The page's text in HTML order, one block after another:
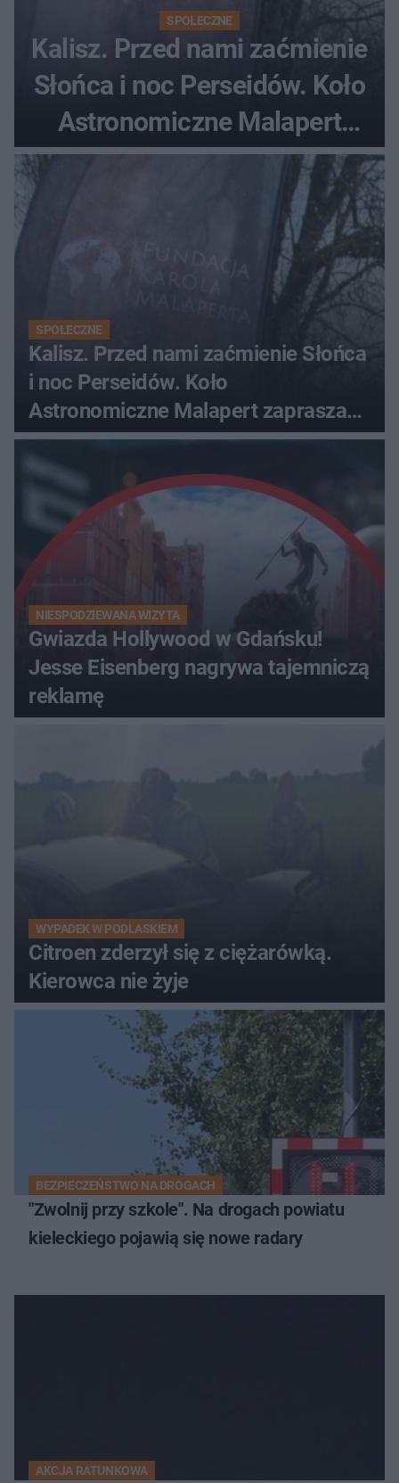
SPOŁECZNE
Kalisz. Przed nami zaćmienie
Słońca i noc Perseidów. Koło
Astronomiczne Malapert
zaprasza na wspólne
SPOŁECZNE
Kalisz. Przed nami zaćmienie Słońca
i noc Perseidów. Koło
Astronomiczne Malapert zaprasza
na wspólne obserwacje
NIESPODZIEWANA WIZYTA
Gwiazda Hollywood w Gdańsku!
Jesse Eisenberg nagrywa tajemniczą
reklamę
WYPADEK W PODLASKIEM
Citroen zderzył się z ciężarówką.
Kierowca nie żyje
BEZPIECZEŃSTWO NA DROGACH
"Zwolnij przy szkole". Na drogach powiatu
kieleckiego pojawią się nowe radary
AKCJA RATUNKOWA